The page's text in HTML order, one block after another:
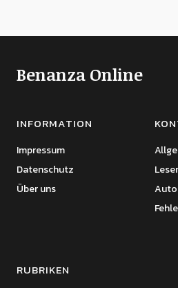
Benanza Online
INFORMATION
Impressum
Datenschutz
Über uns
RUBRIKEN